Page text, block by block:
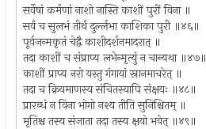
सर्वेषां कर्मणां नाशो नास्ति काशीं पुरीं विना ॥
सर्वं च सुलभं तीर्थं दुर्ल्लभा काशिका पुरी ॥४६॥
पूर्वजन्मकृतं चेद्वै काशीदर्शनमादरात् ॥
तदा काशीं च संप्राप्य लभेन्मृत्युं न चान्यथा ॥४७॥
काशीं प्राप्य नरो यस्तु गंगायां स्नानमाचरेत् ॥
तदा च क्रियमाणस्य संचितस्यापि संक्षयः ॥४८॥
प्रारब्धं न विना भोगो नश्य तीति सुनिश्चितम् ॥
मृतिश्च तस्य संजाता तदा तस्य क्षयो भवेत् ॥४९॥